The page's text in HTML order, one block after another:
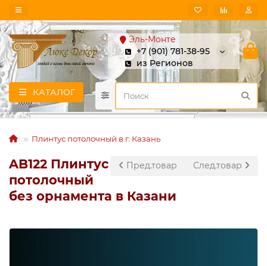
Эль-Монте
+7 (901) 781-38-95
из Регионов
КАТАЛОГ
Плинтус потолочный в г. Казань
Пред.товар След.товар
AB122 Плинтус
потолочный
без орнамента в Казани